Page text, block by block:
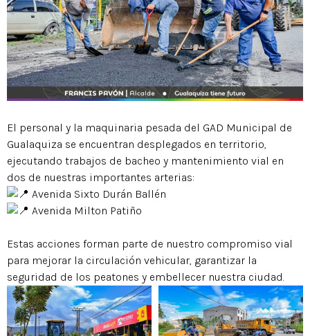
El personal y la maquinaria pesada del GAD Municipal de
Gualaquiza se encuentran desplegados en territorio,
ejecutando trabajos de bacheo y mantenimiento vial en
dos de nuestras importantes arterias:
Avenida Sixto Durán Ballén
Avenida Milton Patiño
Estas acciones forman parte de nuestro compromiso vial
para mejorar la circulación vehicular, garantizar la
seguridad de los peatones y embellecer nuestra ciudad.